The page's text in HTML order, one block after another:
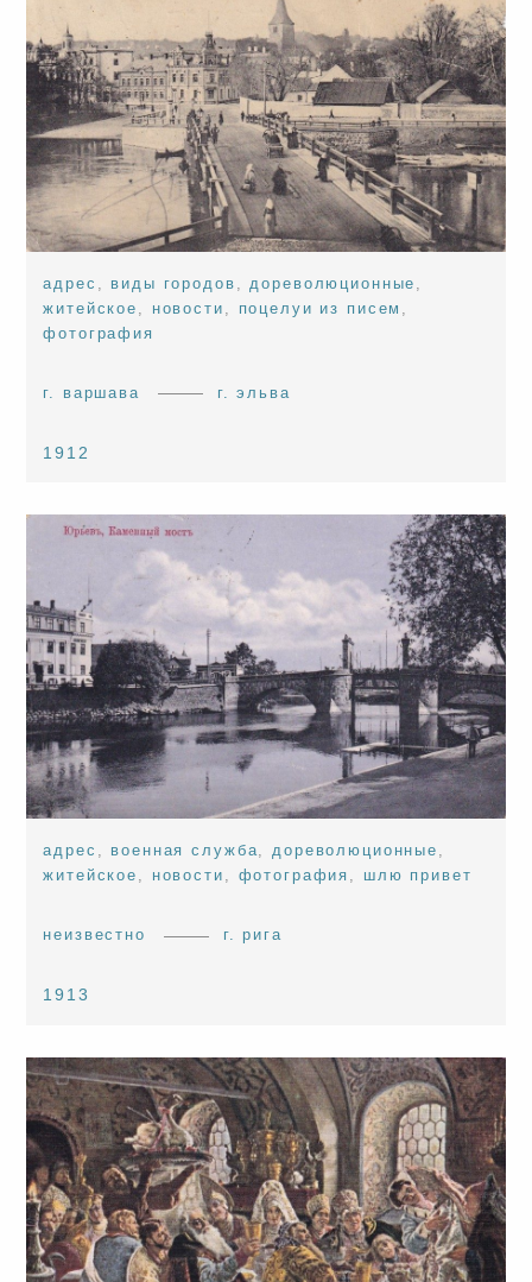
адрес виды городов дореволюционные
житейское
новости поцелуи из писем
фотография
г. варшава г. эльва
1912
адрес , военная служба,дореволюционные ,
житейское , новости , фотография , шлю привет
неизвестно г. рига
1913